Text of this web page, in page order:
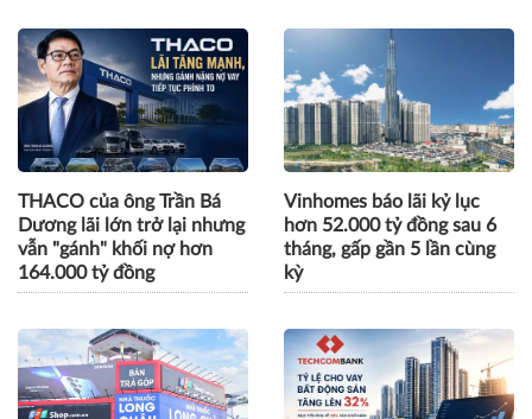
THACO của ông Trần Bá
Dương lãi lớn trở lại nhưng
vẫn "gánh" khối nợ hơn
164.000 tỷ đồng
Vinhomes báo lãi kỷ lục
hơn 52.000 tỷ đồng sau 6
tháng, gấp gần 5 lần cùng
kỳ